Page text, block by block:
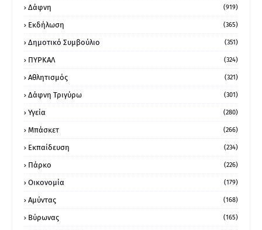
Δάφνη (919)
Εκδήλωση (365)
Δημοτικό Συμβούλιο (351)
ΠΥΡΚΑΛ (324)
Αθλητισμός (321)
Δάφνη Τριγύρω (301)
Υγεία (280)
Μπάσκετ (266)
Εκπαίδευση (234)
Πάρκο (226)
Οικονομία (179)
Αμύντας (168)
Βύρωνας (165)